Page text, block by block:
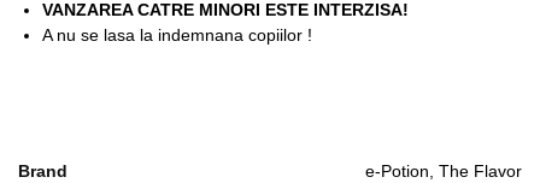
VANZAREA CATRE MINORI ESTE INTERZISA!
A nu se lasa la indemnana copiilor !
Brand e-Potion, The Flavor